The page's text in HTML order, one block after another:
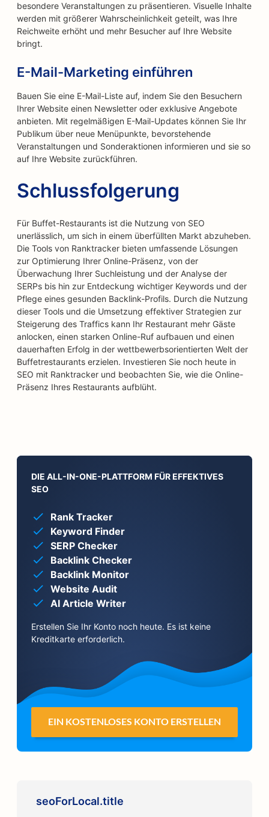
besondere Veranstaltungen zu präsentieren. Visuelle Inhalte
werden mit größerer Wahrscheinlichkeit geteilt, was Ihre
Reichweite erhöht und mehr Besucher auf Ihre Website
bringt.
E-Mail-Marketing einführen
Bauen Sie eine E-Mail-Liste auf, indem Sie den Besuchern
Ihrer Website einen Newsletter oder exklusive Angebote
anbieten. Mit regelmäßigen E-Mail-Updates können Sie Ihr
Publikum über neue Menüpunkte, bevorstehende
Veranstaltungen und Sonderaktionen informieren und sie so
auf Ihre Website zurückführen.
Schlussfolgerung
Für Buffet-Restaurants ist die Nutzung von SEO
unerlässlich, um sich in einem überfüllten Markt abzuheben.
Die Tools von Ranktracker bieten umfassende Lösungen
zur Optimierung Ihrer Online-Präsenz, von der
Überwachung Ihrer Suchleistung und der Analyse der
SERPs bis hin zur Entdeckung wichtiger Keywords und der
Pflege eines gesunden Backlink-Profils. Durch die Nutzung
dieser Tools und die Umsetzung effektiver Strategien zur
Steigerung des Traffics kann Ihr Restaurant mehr Gäste
anlocken, einen starken Online-Ruf aufbauen und einen
dauerhaften Erfolg in der wettbewerbsorientierten Welt der
Buffetrestaurants erzielen. Investieren Sie noch heute in
SEO mit Ranktracker und beobachten Sie, wie die Online-
Präsenz Ihres Restaurants aufblüht.
DIE ALL-IN-ONE-PLATTFORM FÜR EFFEKTIVES
SEO
Rank Tracker
Keyword Finder
SERP Checker
Backlink Checker
Backlink Monitor
Website Audit
AI Article Writer
Erstellen Sie Ihr Konto noch heute. Es ist keine
Kreditkarte erforderlich.
EIN KOSTENLOSES KONTO ERSTELLEN
seoForLocal.title